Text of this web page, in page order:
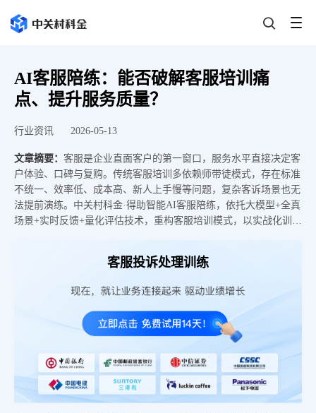
AI客服陪练：能否破解客服培训痛
点、提升服务质量？
行业资讯 2026-05-13
文章摘要： 客服是企业直面客户的第一窗口，服务水平直接决定客
户体验、口碑与复购。传统客服培训多依赖师带徒模式，存在标准
不统一、效率低、成本高、新人上手慢等问题，复杂客诉场景也无
法提前演练。中关村科金·得助智能AI客服陪练，依托大模型+全真
场景+实时反馈+量化评估技术，重构客服培训模式，以实战化训练
客服投诉处理训练